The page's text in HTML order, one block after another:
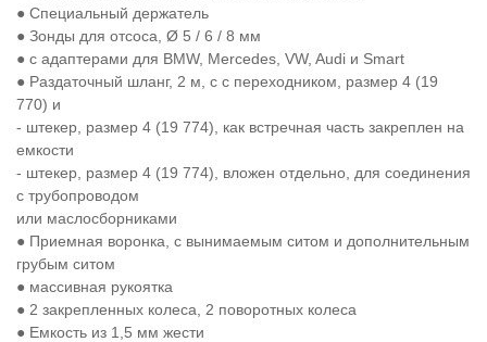
● Специальный держатель
● Зонды для отсоса, Ø 5 / 6 / 8 мм
● с адаптерами для BMW, Mercedes, VW, Audi и Smart
● Раздаточный шланг, 2 м, с с переходником, размер 4 (19
770) и
- штекер, размер 4 (19 774), как встречная часть закреплен на
емкости
- штекер, размер 4 (19 774), вложен отдельно, для соединения
с трубопроводом
или маслосборниками
● Приемная воронка, с вынимаемым ситом и дополнительным
грубым ситом
● массивная рукоятка
● 2 закрепленных колеса, 2 поворотных колеса
● Емкость из 1,5 мм жести